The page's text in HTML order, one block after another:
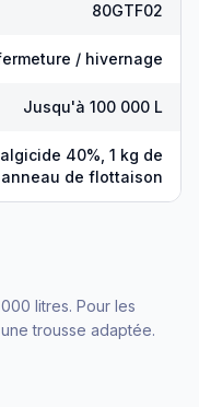
80GTF02
/ hivernage
Jusqu'à 100 000 L
40%, 1 kg de
de flottaison
litres. Pour les
trousse adaptée.